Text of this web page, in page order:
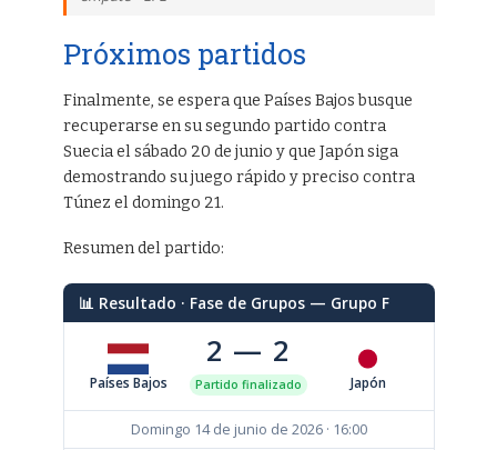
Próximos partidos
Finalmente, se espera que Países Bajos busque
recuperarse en su segundo partido contra
Suecia el sábado 20 de junio y que Japón siga
demostrando su juego rápido y preciso contra
Túnez el domingo 21.
Resumen del partido:
📊 Resultado · Fase de Grupos — Grupo F
Países Bajos
2 — 2
Partido finalizado Japón
Domingo 14 de junio de 2026 · 16:00